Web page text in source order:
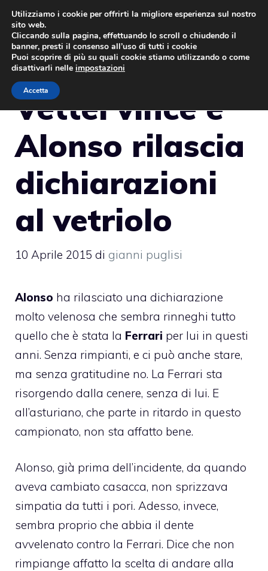
Vai
contenuto
Vettel vince e
Alonso rilascia
dichiarazioni
al vetriolo
10 Aprile 2015 di gianni puglisi
Alonso ha rilasciato una dichiarazione
molto velenosa che sembra rinneghi tutto
quello che è stata la Ferrari per lui in questi
anni. Senza rimpianti, e ci può anche stare,
ma senza gratitudine no. La Ferrari sta
risorgendo dalla cenere, senza di lui. E
all’asturiano, che parte in ritardo in questo
campionato, non sta affatto bene.
Alonso, già prima dell’incidente, da quando
aveva cambiato casacca, non sprizzava
simpatia da tutti i pori. Adesso, invece,
sembra proprio che abbia il dente
avvelenato contro la Ferrari. Dice che non
rimpiange affatto la scelta di andare alla
Utilizziamo i cookie per offrirti la migliore esperienza sul nostro
sito web.
Cliccando sulla pagina, effettuando lo scroll o chiudendo il
banner, presti il consenso all’uso di tutti i cookie
Puoi scoprire di più su quali cookie stiamo utilizzando o come
disattivarli nelle impostazioni
Accetta